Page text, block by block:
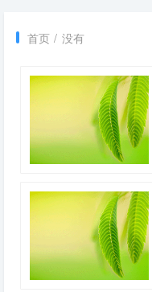
首页 / 没有